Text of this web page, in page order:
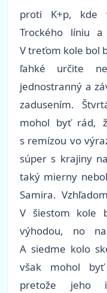
proti K+p, kde
Trockého líniu
V treťom kole bol
ľahké určite
jednostranný a
zadusením.
mohol byť rád,
s remízou vo
súper s krajiny
taký mierny
Samira.
V šiestom kole
výhodou, no
A siedme kolo
však mohol byť
pretože jeho